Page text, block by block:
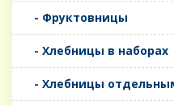
- Фруктовницы
- Хлебницы в наборах
- Хлебницы